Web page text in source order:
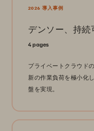
2026 導入事例
デンソー、持続
4 pages
プライベートクラウド
新の作業負荷を極小化
盤を実現。